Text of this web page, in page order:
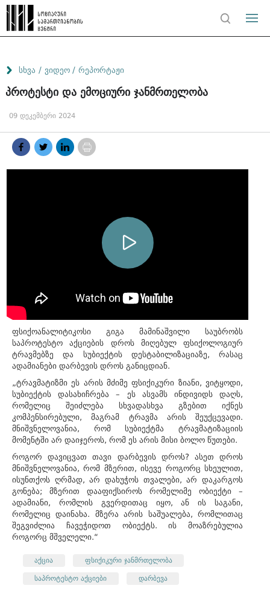
სხვა / ვიდეო /რეპორტაჟი
პროტესტი და ემოციური ჯანმრთელობა
09 დეკემბერი 2024
ფსიქოანალიტიკოსი გიგა მამინაშვილი საუბრობს
საპროტესტო აქციების დროს მიღებულ ფსიქოლოგიურ
ტრავმებზე და სუბიექტის დესტაბილიზაციაზე, რასაც
ადამიანები დარბევის დროს განიცდიან.
„ტრავმატიზმი ეს არის მძიმე ფსიქიკური ზიანი, ვიტყოდი,
სუბიექტის დასახიჩრება – ეს ასვამს ინდივიდს დაღს,
რომელიც შეიძლება სხვადასხვა გზებით იქნეს
კომპენსირებული, მაგრამ ტრავმა არის შეუქცევადი.
მნიშვნელოვანია, რომ სუბიექტმა ტრავმატიზაციის
მომენტში არ დაიჯეროს, რომ ეს არის მისი ბოლო წუთები.
როგორ დავიცვათ თავი დარბევის დროს? ასეთ დროს
მნიშვნელოვანია, რომ მზერით, ისევე როგორც სხეულით,
ისუნთქოს ღრმად, არ დახუჭოს თვალები, არ დაკარგოს
გონება; მზერით დააფიქსიროს რომელიმე ობიექტი –
ადამიანი, რომლის გვერდითაც იყო, ან ის საგანი,
რომელიც დაინახა. მზერა არის საშუალება, რომლითაც
შეგვიძლია ჩავეჭიდოთ ობიექტს. ის მოაზრებულია
როგორც მშველელი.“
აქცია ფსიქიკური ჯანმრთელობა
საპროტესტო აქციები დარბევა